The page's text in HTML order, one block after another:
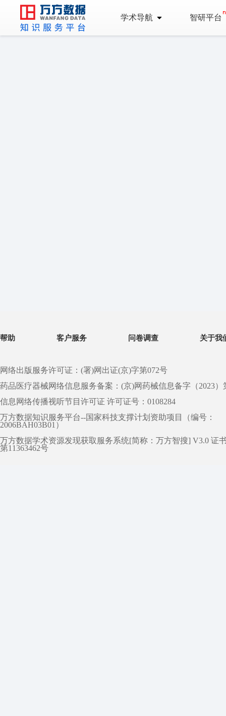
学术导航 智研平台
帮助 客户服务 问卷调查 关于我
网络出版服务许可证：(署)网出证(京)字第072号
药品医疗器械网络信息服务备案：(京)网药械信息备字（2023）
信息网络传播视听节目许可证 许可证号：0108284
万方数据知识服务平台--国家科技支撑计划资助项目（编号：
2006BAH03B01）
万方数据学术资源发现获取服务系统[简称：万方智搜] V3.0 证
第11363462号